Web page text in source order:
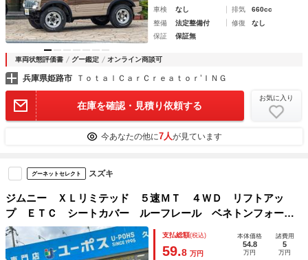
車検
なし 排気
660cc
整備
法定整備付 修復
なし
保証
保証無
車両状態評価書 グー鑑定 オンライン商談可
兵庫県姫路市 ＴｏｔａｌＣａｒＣｒｅａｔｏｒ’ＩＮＧ
在庫を確認・見積り依頼する
お気に入り
今あなたの他に7人が見ています
グーネットセレクト スズキ
ジムニー ＸＬリミテッド ５速ＭＴ ４ＷＤ リフトアッ
プ ＥＴＣ シートカバー ルーフレール ベネトンフォーミ
ュラーワンハンドル ターボタイマー フォグランプ 純正１
６インチアルミ タイミングベルト交換済み
支払総額(税込)
59.8 万円
本体価格
54.8
万円
諸費用
5
万円